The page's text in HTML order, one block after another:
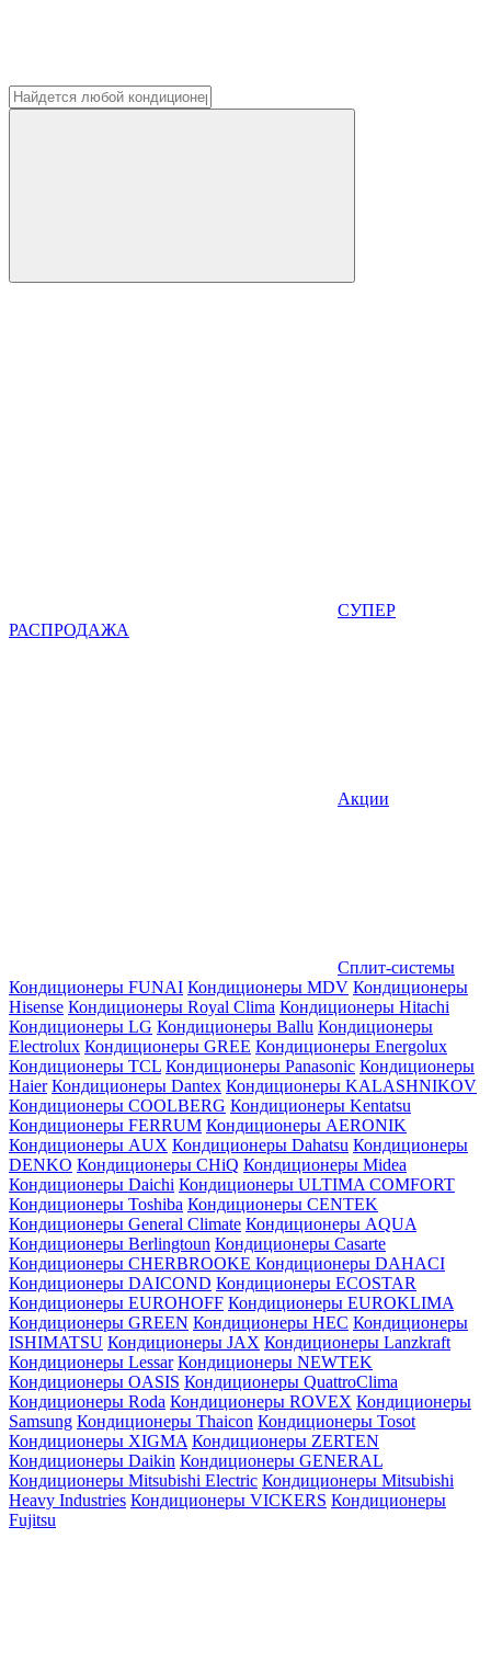
СУПЕР
РАСПРОДАЖА
Акции
Сплит-системы
Кондиционеры FUNAI Кондиционеры MDV Кондиционеры
Hisense Кондиционеры Royal Clima Кондиционеры Hitachi
Кондиционеры LG Кондиционеры Ballu Кондиционеры
Electrolux Кондиционеры GREE Кондиционеры Energolux
Кондиционеры TCL Кондиционеры Panasonic Кондиционеры
Haier Кондиционеры Dantex Кондиционеры KALASHNIKOV
Кондиционеры СOOLBERG Кондиционеры Kentatsu
Кондиционеры FERRUM Кондиционеры AERONIK
Кондиционеры AUX Кондиционеры Dahatsu Кондиционеры
DENKO Кондиционеры CHiQ Кондиционеры Midea
Кондиционеры Daichi Кондиционеры ULTIMA COMFORT
Кондиционеры Toshiba Кондиционеры CENTEK
Кондиционеры General Climate Кондиционеры AQUA
Кондиционеры Berlingtoun Кондиционеры Casarte
Кондиционеры CHERBROOKE Кондиционеры DAHACI
Кондиционеры DAICOND Кондиционеры ECOSTAR
Кондиционеры EUROHOFF Кондиционеры EUROKLIMA
Кондиционеры GREEN Кондиционеры HEC Кондиционеры
ISHIMATSU Кондиционеры JAX Кондиционеры Lanzkraft
Кондиционеры Lessar Кондиционеры NEWTEK
Кондиционеры OASIS Кондиционеры QuattroClima
Кондиционеры Roda Кондиционеры ROVEX Кондиционеры
Samsung Кондиционеры Thaicon Кондиционеры Tosot
Кондиционеры XIGMA Кондиционеры ZERTEN
Кондиционеры Daikin Кондиционеры GENERAL
Кондиционеры Mitsubishi Electric Кондиционеры Mitsubishi
Heavy Industries Кондиционеры VICKERS Кондиционеры
Fujitsu